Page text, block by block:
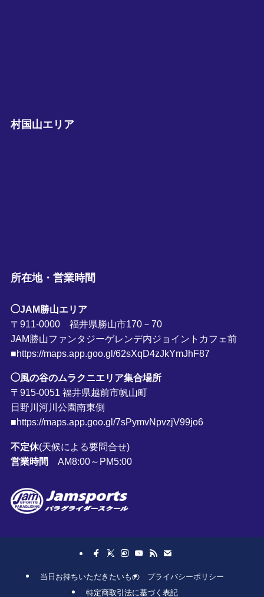
村国山エリア
所在地・営業時間
◯JAM勝山エリア
〒911-0000 福井県勝山市170－70
JAM勝山ファンタジーゲレンデ内ジョイントカフェ前
■https://maps.app.goo.gl/62sXqD4zJkYmJhF87
◯風の谷のムラクニエリア集合場所
〒915-0051 福井県越前市帆山町
日野川河川公園南東側
■https://maps.app.goo.gl/7sPymvNpvzjV99jo6
不定休(天候による要問合せ)
営業時間
AM8:00～PM5:00
当日お持ちいただきたいもの
プライバシーポリシー
特定商取引法に基づく表記